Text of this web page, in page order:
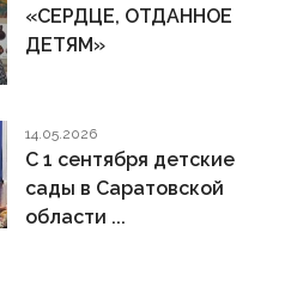
«СЕРДЦЕ, ОТДАННОЕ
ДЕТЯМ»
14.05.2026
С 1 сентября детские
сады в Саратовской
области ...